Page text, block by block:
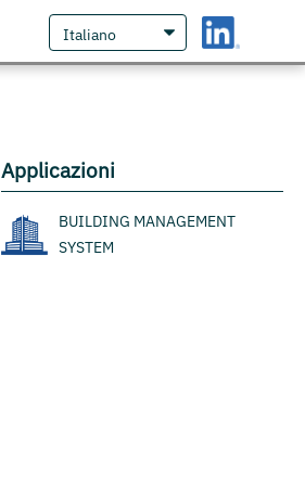
Applicazioni
BUILDING MANAGEMENT
SYSTEM